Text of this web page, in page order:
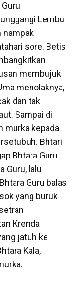
Lembu
nampak
sore. Betis
membujuk
menolaknya,
dan tak
Sampai di
murka kepada
Bhtari
Bhtara Guru
Guru, lalu
Guru balas
yang buruk
Krenda
jatuh ke
Kala,